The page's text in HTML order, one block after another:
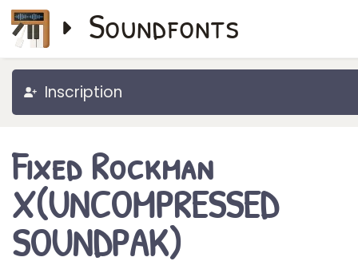
Soundfonts
Inscription
Fixed Rockman
X(UNCOMPRESSED
SOUNDPAK)